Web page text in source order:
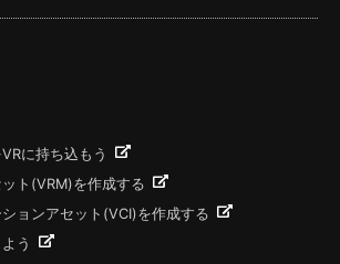
に持ち込もう
ト(VRM)を作成する
ョンアセット(VCI)を作成する
う